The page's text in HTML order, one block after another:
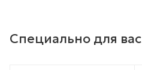
Специально для вас